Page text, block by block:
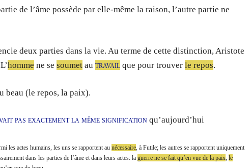
de l’âme possède par elle-même la raison, l’autre partie ne
deux parties dans la vie. Au terme de cette distinction, Aristote
homme ne sesoumet autravail que pour trouverle repos.
beau (le repos, la paix).
pas exactement la même signification qu’aujourd’hui
les actes humains, les uns se rapportent aunécessaire, à Futile; les autres se rapportent uniquement
dans les parties de l’âme et dans leurs actes: laguerre ne se fait qu’en vue de la paix;le